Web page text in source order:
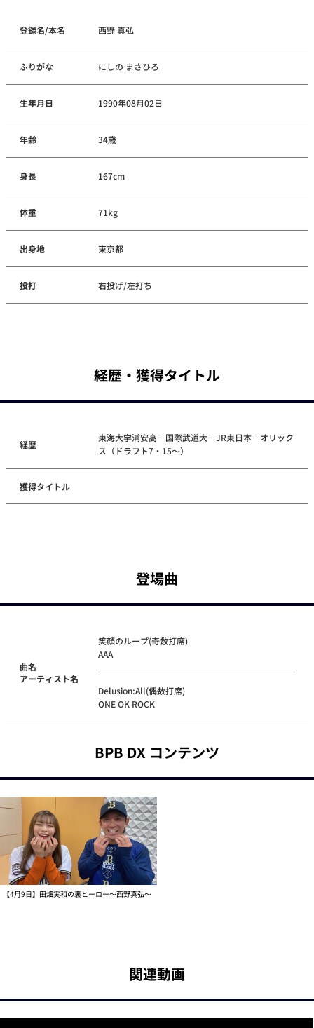
登録名/本名 西野 真弘
ふりがな にしの まさひろ
生年月日 1990年08月02日
年齢 34歳
身長 167cm
体重 71kg
出身地 東京都
投打 右投げ/左打ち
経歴・獲得タイトル
経歴
東海大学浦安高－国際武道大－JR東日本－オリック
ス（ドラフト7・15～）
獲得タイトル
登場曲
曲名
アーティスト名
笑顔のループ(奇数打席)
AAA
Delusion:All(偶数打席)
ONE OK ROCK
BPB DX コンテンツ
【4月9日】田畑実和の裏ヒーロー～西野真弘～
関連動画